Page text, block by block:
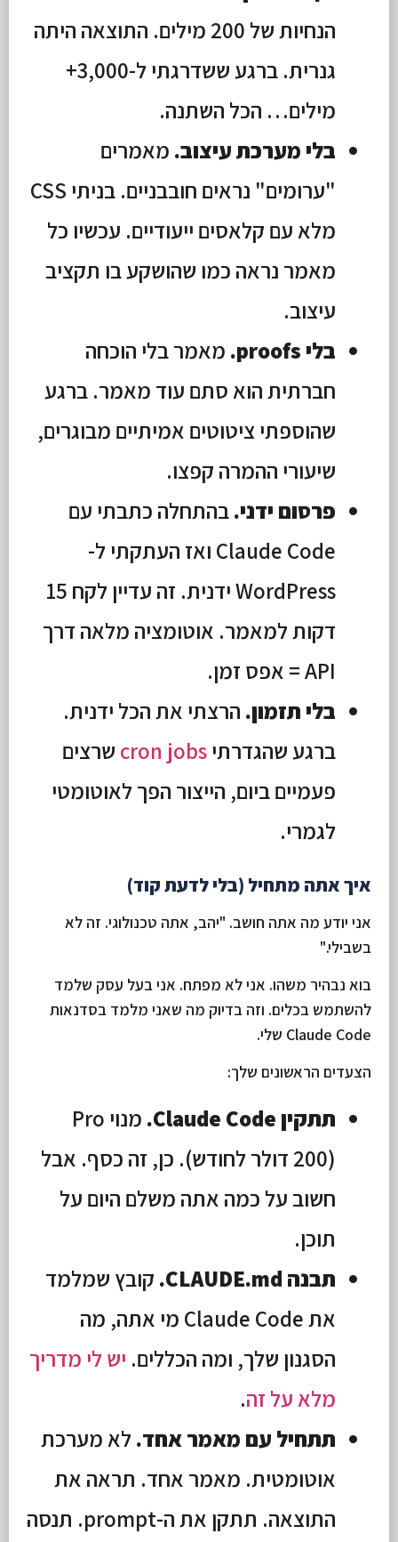
הנחיות של 200 מילים. התוצאה היתה
גנרית. ברגע ששדרגתי ל-3,000+
מילים… הכל השתנה.
בלי מערכת עיצוב. מאמרים
"ערומים" נראים חובבניים. בניתי CSS
מלא עם קלאסים ייעודיים. עכשיו כל
מאמר נראה כמו שהושקע בו תקציב
עיצוב.
בלי proofs.
מאמר בלי הוכחה
חברתית הוא סתם עוד מאמר. ברגע
שהוספתי ציטוטים אמיתיים מבוגרים,
שיעורי ההמרה קפצו.
פרסום ידני.בהתחלה כתבתי עם
Claude Code ואז העתקתי ל-
WordPress ידנית. זה עדיין לקח 15
דקות למאמר. אוטומציה מלאה דרך
API = אפס זמן.
בלי תזמון. הרצתי את הכל ידנית.
ברגע שהגדרתיcron jobs שרצים
פעמיים ביום, הייצור הפך לאוטומטי
לגמרי.
איך אתה מתחיל (בלי לדעת קוד)
אני יודע מה אתה חושב. "יהב, אתה טכנולוגי. זה לא
בשבילי."
בוא נבהיר משהו. אני לא מפתח. אני בעל עסק שלמד
להשתמש בכלים. וזה בדיוק מה שאני מלמד בסדנאות
Claude Code שלי.
הצעדים הראשונים שלך:
תתקין Claude Code.
מנוי Pro
(200 דולר לחודש). כן, זה כסף. אבל
חשוב על כמה אתה משלם היום על
תוכן.
תבנה CLAUDE.md.
קובץ שמלמד
את Claude Code מי אתה, מה
הסגנון שלך, ומה הכללים. יש לי מדריך
מלא על זה.
תתחיל עם מאמר אחד. לא מערכת
אוטומטית. מאמר אחד. תראה את
התוצאה. תתקן את ה-prompt. תנסה